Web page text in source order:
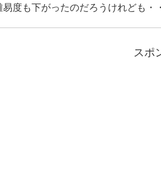
易度も下がったのだろうけれども・
スポ